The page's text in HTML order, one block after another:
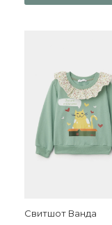
Свитшот Ванда